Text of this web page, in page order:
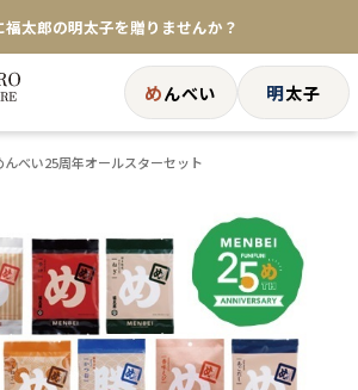
福太郎の明太子を贈りませんか？
べい25周年記念商品が登場★
したい方へ】ポストイン！めんべい
めんべい 明太子
んべい25周年オールスターセット